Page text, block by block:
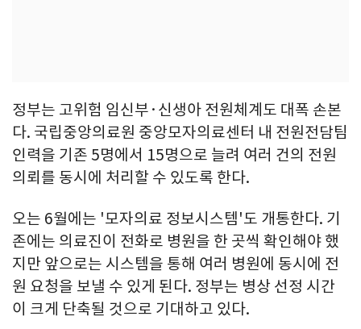
정부는 고위험 임신부·신생아 전원체계도 대폭 손본
다. 국립중앙의료원 중앙모자의료센터 내 전원전담팀
인력을 기존 5명에서 15명으로 늘려 여러 건의 전원
의뢰를 동시에 처리할 수 있도록 한다.
오는 6월에는 '모자의료 정보시스템'도 개통한다. 기
존에는 의료진이 전화로 병원을 한 곳씩 확인해야 했
지만 앞으로는 시스템을 통해 여러 병원에 동시에 전
원 요청을 보낼 수 있게 된다. 정부는 병상 선정 시간
이 크게 단축될 것으로 기대하고 있다.